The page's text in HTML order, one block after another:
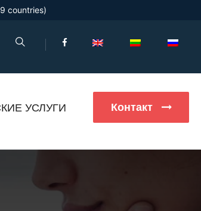
countries)
УСЛУГИ Контакт